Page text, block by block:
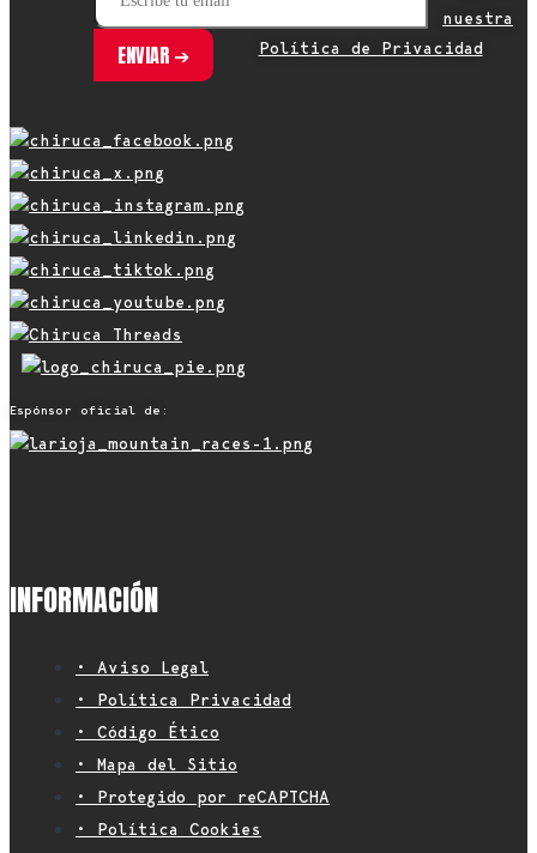
nuestra
Política de Privacidad
Espónsor oficial de:
INFORMACIÓN
• Aviso Legal
• Política Privacidad
• Código Ético
• Mapa del Sitio
• Protegido por reCAPTCHA
• Política Cookies